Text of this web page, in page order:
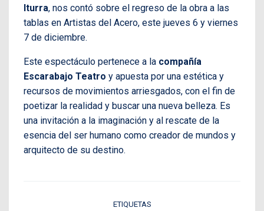
Iturra, nos contó sobre el regreso de la obra a las
tablas en Artistas del Acero, este jueves 6 y viernes
7 de diciembre.
Este espectáculo pertenece a la compañía
Escarabajo Teatro y apuesta por una estética y
recursos de movimientos arriesgados, con el fin de
poetizar la realidad y buscar una nueva belleza. Es
una invitación a la imaginación y al rescate de la
esencia del ser humano como creador de mundos y
arquitecto de su destino.
ETIQUETAS